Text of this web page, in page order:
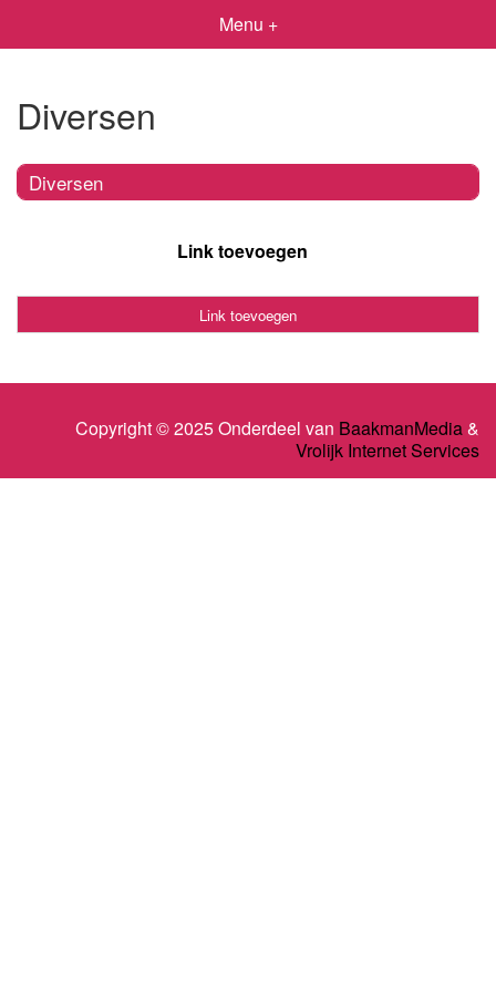
Menu +
Diversen
Diversen
Link toevoegen
Link toevoegen
Copyright © 2025 Onderdeel van BaakmanMedia&
Vrolijk Internet Services